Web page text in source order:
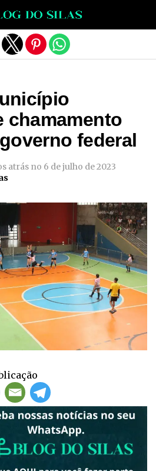
chamamento
federal
atrás no 6 de julho de 2023
versão mobile